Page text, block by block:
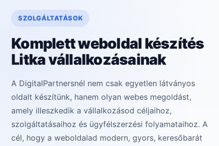
SZOLGÁLTATÁSOK
Komplett weboldal készítés
Litka vállalkozásainak
A DigitalPartnersnél nem csak egyetlen látványos
oldalt készítünk, hanem olyan webes megoldást,
amely illeszkedik a vállalkozásod céljaihoz,
szolgáltatásaihoz és ügyfélszerzési folyamataihoz. A
cél, hogy a weboldalad modern, gyors, keresőbarát